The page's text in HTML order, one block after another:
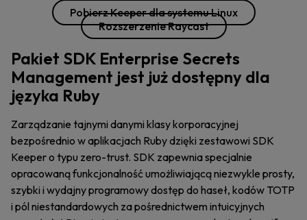
Pobierz Keeper dla systemu Linux
Rozszerzenie Raycast
Pakiet SDK Enterprise Secrets
Management jest już dostępny dla
języka Ruby
Zarządzanie tajnymi danymi klasy korporacyjnej
bezpośrednio w aplikacjach Ruby dzięki zestawowi SDK
Keeper o typu zero-trust. SDK zapewnia specjalnie
opracowaną funkcjonalność umożliwiającą niezwykle prosty,
szybki i wydajny programowy dostęp do haseł, kodów TOTP
i pól niestandardowych za pośrednictwem intuicyjnych